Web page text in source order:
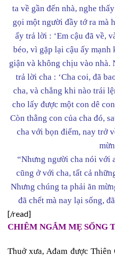
ta về gần đến nhà, nghe
gọi một người đầy tớ ra mà
ấy trả lời : ‘Em cậu đã về,
béo, vì gặp lại cậu ấy mạnh
giận và không chịu vào nhà.
trả lời cha : ‘Cha coi, đã
cha, và chẳng khi nào trái
cho lấy được một con dê
Còn thằng con của cha đó,
cha với bọn điếm, nay trở
“Nhưng người cha nói với
cũng ở với cha, tất cả
Nhưng chúng ta phải ăn
đã chết mà nay lại sống,
[/read]
CHIÊM NGẮM MẸ SỐNG
Thuở xưa, Ađam được Thiên